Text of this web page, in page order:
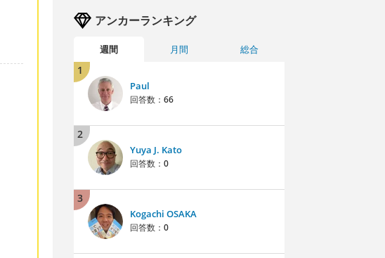
アンカーランキング
週間 月間 総合
1
Paul
回答数： 66
2
Yuya J. Kato
回答数： 0
3
Kogachi OSAKA
回答数： 0